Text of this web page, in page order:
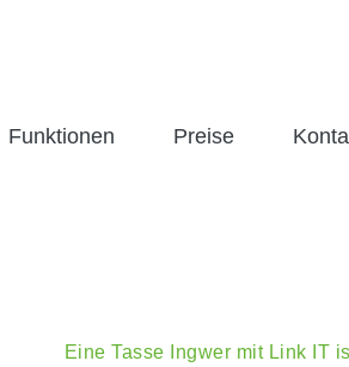
Funktionen Preise
Eine Tasse Ingwer mit Link IT